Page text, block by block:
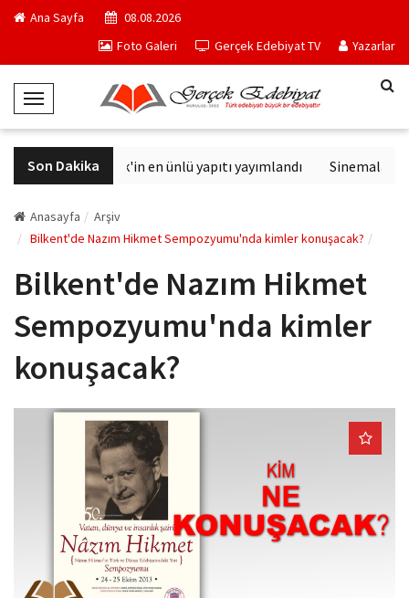
Ana Sayfa
08.08.2026
Foto Galeri
Gerçek Edebiyat TV Yazarlar
T
o
g
g
e
N
v
g
t
Son Dakika
Philip K. Dick'in en ünlü yapıtı yayımlandı Sinemalarda
Anasayfa
Arşiv
Bilkent'de Nazım Hikmet Sempozyumu'nda kimler konuşacak?
Bilkent'de Nazım Hikmet
Sempozyumu'nda kimler
konuşacak?